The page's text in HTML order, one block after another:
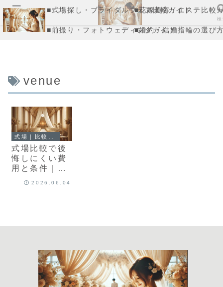
■式場探し・ブライダルフェア比較ガイド
■花嫁美容・エステ比較
■前撮り・フォトウェディングガイド■婚約・結婚指輪の選び
venue
式場比較で後
悔しにくい費
用と条件｜見
2026.06.04
メニュー